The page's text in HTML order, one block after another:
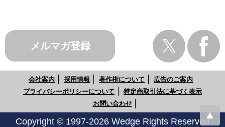
メルマガ登録
会社案内 採用情報 著作権について
広告のご案内
プライバシーポリシーについて
特定商取引法に基づく表示
お問い合わせ
Copyright © 1997-2026 Wedge Rights Reserved